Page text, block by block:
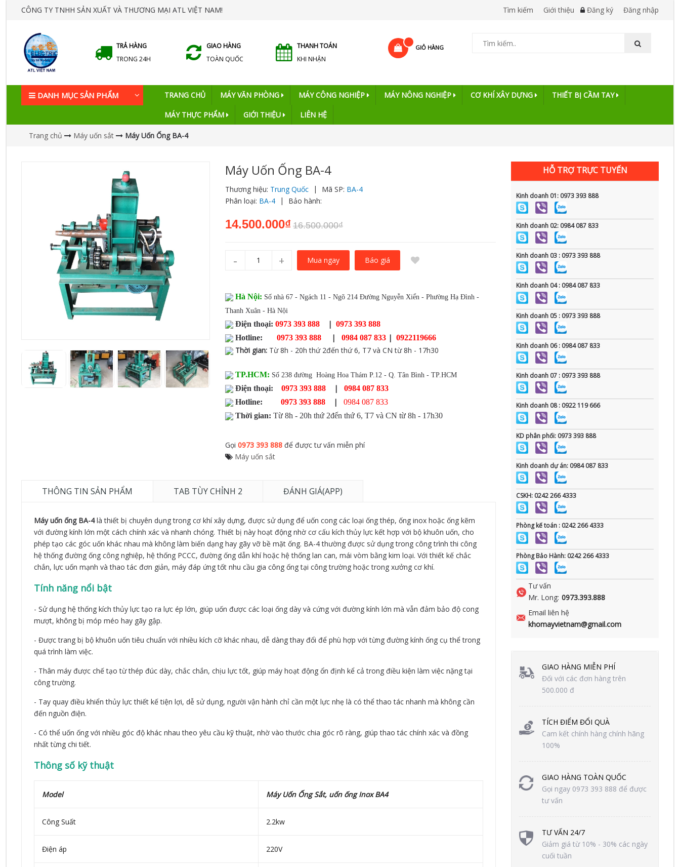
CÔNG TY TNHH SẢN XUẤT VÀ THƯƠNG MẠI ATL VIỆT NAM! Tìm kiếm Giới thiệu Đăng ký Đăng nhập
TRẢ HÀNG
TRONG 24H
GIAO HÀNG
TOÀN QUỐC
THANH TOÁN
KHI NHẬN
GIỎ HÀNG
DANH MỤC SẢN PHẨM TRANG CHỦ MÁY VĂN PHÒNG MÁY CÔNG NGHIỆP MÁY NÔNG NGHIỆP CƠ KHÍ XÂY DỰNG THIẾT BỊ CẦM TAY
MÁY THỰC PHẨM GIỚI THIỆU LIÊN HỆ
Trang chủ Máy uốn sắt Máy Uốn Ống BA-4
Máy Uốn Ống BA-4
Thương hiệu: Trung Quốc | Mã SP: BA-4
Phân loại: BA-4 | Bảo hành:
14.500.000₫ 16.500.000₫
- + Mua ngay Báo giá
Hà Nội: Số nhà 67 - Ngách 11 - Ngõ 214 Đường Nguyễn Xiển - Phường Hạ Đình -
Thanh Xuân - Hà Nội
Điện thoại: 0973 393 888 | 0973 393 888
Hotline:
0973 393 888 | 0984 087 833 | 0922119666
Thời gian: Từ 8h - 20h thứ 2đến thứ 6, T7 và CN từ 8h - 17h30
TP.HCM: Số 238 đường Hoàng Hoa Thám P.12 - Q. Tân Bình - TP.HCM
Điện thoại: 0973 393 888 |
0984 087 833
Hotline:
0973 393 888 |
0984 087 833
Thời gian: Từ 8h - 20h thứ 2đến thứ 6, T7 và CN từ 8h - 17h30
Gọi 0973 393 888để được tư vấn miễn phí
Máy uốn sắt
THÔNG TIN SẢN PHẨM TAB TÙY CHỈNH 2 ĐÁNH GIÁ(APP)
Máy uốn ống BA-4là thiết bị chuyên dụng trong cơ khí xây dựng, được sử dụng để uốn cong các loại ống thép, ống inox hoặc ống kẽm
với đường kính lớn một cách chính xác và nhanh chóng. Thiết bị này hoạt động nhờ cơ cấu kích thủy lực kết hợp với bộ khuôn uốn, cho
phép tạo các góc uốn khác nhau mà không làm biến dạng hay gãy vỡ bề mặt ống. BA-4 thường được sử dụng trong công trình thi công
hệ thống đường ống công nghiệp, hệ thống PCCC, đường ống dẫn khí hoặc hệ thống lan can, mái vòm bằng kim loại. Với thiết kế chắc
chắn, lực uốn mạnh và thao tác đơn giản, máy đáp ứng tốt nhu cầu gia công ống tại công trường hoặc trong xưởng cơ khí.
Tính năng nổi bật
- Sử dụng hệ thống kích thủy lực tạo ra lực ép lớn, giúp uốn được các loại ống dày và cứng với đường kính lớn mà vẫn đảm bảo độ cong
mượt, không bị móp méo hay gãy gập.
- Được trang bị bộ khuôn uốn tiêu chuẩn với nhiều kích cỡ khác nhau, dễ dàng thay đổi để phù hợp với từng đường kính ống cụ thể trong
quá trình làm việc.
- Thân máy được chế tạo từ thép đúc dày, chắc chắn, chịu lực tốt, giúp máy hoạt động ổn định kể cả trong điều kiện làm việc nặng tại
công trường.
- Tay quay điều khiển thủy lực thiết kế tiện lợi, dễ sử dụng, người vận hành chỉ cần một lực nhẹ là có thể thao tác nhanh mà không cần
đến nguồn điện.
- Có thể uốn ống với nhiều góc độ khác nhau theo yêu cầu kỹ thuật, nhờ vào thước chia góc rõ ràng, giúp thao tác chính xác và đồng
nhất từng chi tiết.
Thông số kỹ thuật
Model Máy Uốn Ống Sắt, uốn ống Inox BA4
Công Suất 2.2kw
Điện áp 220V
HỖ TRỢ TRỰC TUYẾN
Kinh doanh 01: 0973 393 888
Kinh doanh 02: 0984 087 833
Kinh doanh 03 : 0973 393 888
Kinh doanh 04 : 0984 087 833
Kinh doanh 05 : 0973 393 888
Kinh doanh 06 : 0984 087 833
Kinh doanh 07 : 0973 393 888
Kinh doanh 08 : 0922 119 666
KD phân phối: 0973 393 888
Kinh doanh dự án: 0984 087 833
CSKH: 0242 266 4333
Phòng kế toán : 0242 266 4333
Phòng Bảo Hành: 0242 266 4333
Tư vấn
Mr. Long: 0973.393.888
Email liên hệ
khomayvietnam@gmail.com
GIAO HÀNG MIỄN PHÍ
Đối với các đơn hàng trên
500.000 đ
TÍCH ĐIỂM ĐỔI QUÀ
Cam kết chính hàng chính hãng
100%
GIAO HÀNG TOÀN QUỐC
Gọi ngay 0973 393 888 để được
tư vấn
TƯ VẤN 24/7
Giảm giá từ 10% - 30% các ngày
cuối tuần